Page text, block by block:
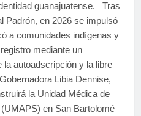
guanajuatense. Tras
Padrón, en 2026 se impulsó
a comunidades indígenas y
mediante un
la autoadscripción y la libre
Libia Dennise,
la Unidad Médica de
en San Bartolomé